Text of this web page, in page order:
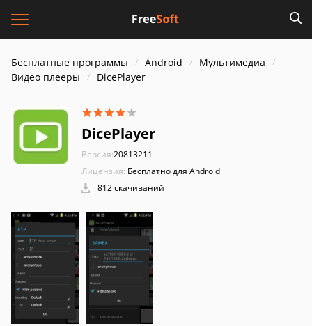
Бесплатные программы Android
Мультимедиа
Видео плееры
DicePlayer
DicePlayer
Версия:20813211
Лицензия: Бесплатно для Android
812 скачиваний